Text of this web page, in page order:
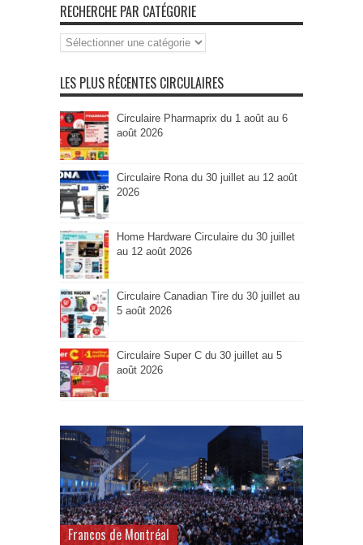
RECHERCHE PAR CATÉGORIE
Recherche
par
LES PLUS RÉCENTES CIRCULAIRES
Circulaire Pharmaprix du 1 août au 6
août 2026
Circulaire Rona du 30 juillet au 12 août
2026
Home Hardware Circulaire du 30 juillet
au 12 août 2026
Circulaire Canadian Tire du 30 juillet au
5 août 2026
Circulaire Super C du 30 juillet au 5
août 2026
Francos de Montréal